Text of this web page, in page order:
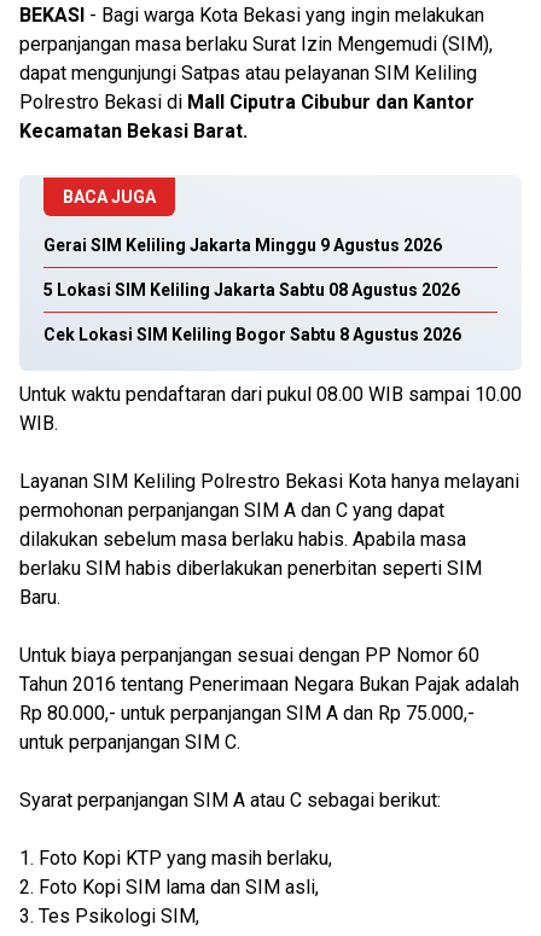
BEKASI - Bagi warga Kota Bekasi yang ingin melakukan
perpanjangan masa berlaku Surat Izin Mengemudi (SIM),
dapat mengunjungi Satpas atau pelayanan SIM Keliling
Polrestro Bekasi di Mall Ciputra Cibubur dan Kantor
Kecamatan Bekasi Barat.
BACA JUGA
Gerai SIM Keliling Jakarta Minggu 9 Agustus 2026
5 Lokasi SIM Keliling Jakarta Sabtu 08 Agustus 2026
Cek Lokasi SIM Keliling Bogor Sabtu 8 Agustus 2026
Untuk waktu pendaftaran dari pukul 08.00 WIB sampai 10.00
WIB.
Layanan SIM Keliling Polrestro Bekasi Kota hanya melayani
permohonan perpanjangan SIM A dan C yang dapat
dilakukan sebelum masa berlaku habis. Apabila masa
berlaku SIM habis diberlakukan penerbitan seperti SIM
Baru.
Untuk biaya perpanjangan sesuai dengan PP Nomor 60
Tahun 2016 tentang Penerimaan Negara Bukan Pajak adalah
Rp 80.000,- untuk perpanjangan SIM A dan Rp 75.000,-
untuk perpanjangan SIM C.
Syarat perpanjangan SIM A atau C sebagai berikut:
1. Foto Kopi KTP yang masih berlaku,
2. Foto Kopi SIM lama dan SIM asli,
3. Tes Psikologi SIM,